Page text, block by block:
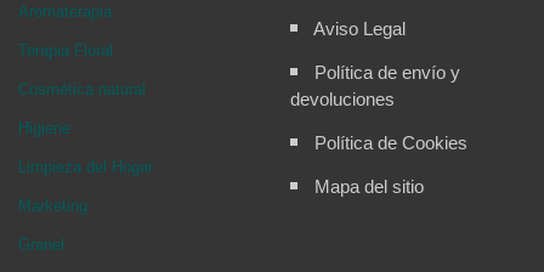
Aromaterapia
Terapia Floral
Cosmética natural
Higiene
Limpieza del Hogar
Marketing
Granel
Aviso Legal
Política de envío y
devoluciones
Política de Cookies
Mapa del sitio